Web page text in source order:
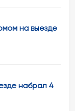
на выезде
набрал 4